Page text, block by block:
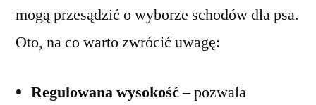
mogą przesądzić o wyborze schodów dla psa.
Oto, na co warto zwrócić uwagę:
Regulowana wysokość– pozwala